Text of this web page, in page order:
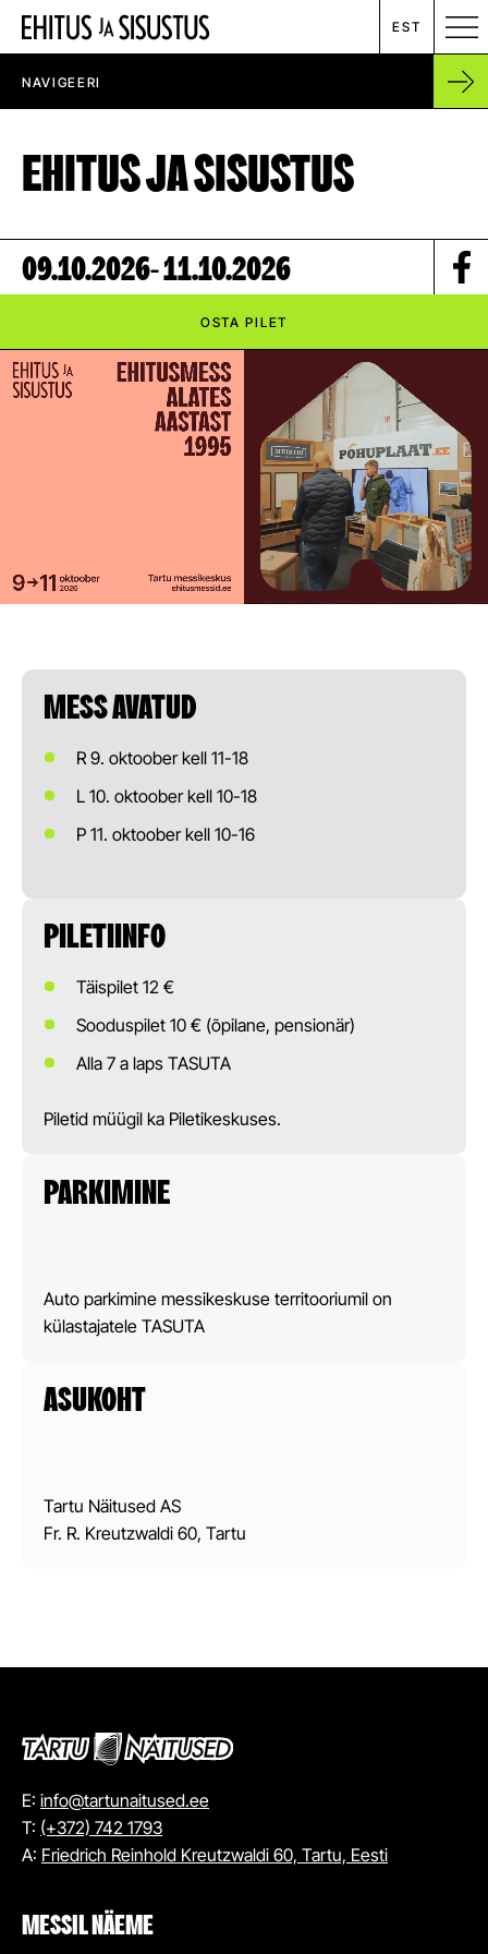
MESSIKALENDER
RENT
ETTEVÕTTEST
UUDISED
KONTAKT
EST
NAVIGEERI
EHITUS JA SISUSTUS
09.10.2026- 11.10.2026
OSTA PILET
MESS AVATUD
R 9. oktoober kell 11-18
L 10. oktoober kell 10-18
P 11. oktoober kell 10-16
PILETIINFO
Täispilet 12 €
Sooduspilet 10 € (õpilane, pensionär)
Alla 7 a laps TASUTA
Piletid müügil ka Piletikeskuses.
PARKIMINE
Auto parkimine messikeskuse territooriumil on
külastajatele TASUTA
ASUKOHT
Tartu Näitused AS
Fr. R. Kreutzwaldi 60, Tartu
E: info@tartunaitused.ee
T: (+372) 742 1793
A: Friedrich Reinhold Kreutzwaldi 60, Tartu, Eesti
MESSIL NÄEME